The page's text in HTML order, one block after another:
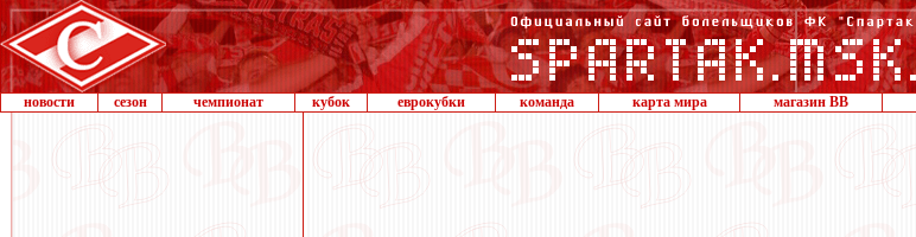
новости сезон чемпионат кубок еврокубки команда карта мира магазин ВВ